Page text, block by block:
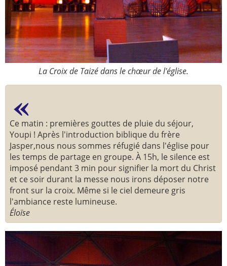
2005
2006
2007
2008
2009
2010
2012
2013
2014
2015
2017
2018
2019
2020
Recherche
La Croix de Taizé dans le chœur de l'église.
Ce matin : premières gouttes de pluie du séjour,
Youpi ! Après l'introduction biblique du frère
Jasper,nous nous sommes réfugié dans l'église pour
les temps de partage en groupe. À 15h, le silence est
imposé pendant 3 min pour signifier la mort du Christ
et ce soir durant la messe nous irons déposer notre
front sur la croix. Même si le ciel demeure gris
l'ambiance reste lumineuse.
Éloïse